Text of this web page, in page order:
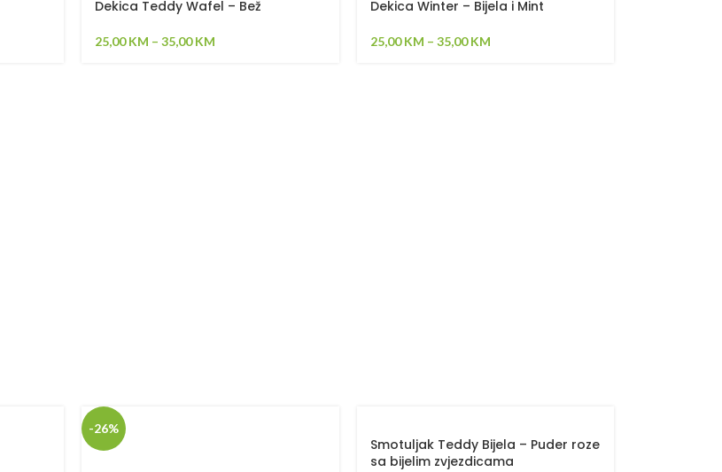
Dekica Teddy Wafel – Bež
25,00KM – 35,00KM
Dekica Winter – Bijela i Mint
25,00KM – 35,00KM
-26%
Smotuljak Teddy Bijela – Puder roze
sa bijelim zvjezdicama